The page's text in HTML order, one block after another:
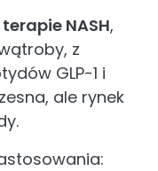
terapie NASH,
z
GLP-1 i
ale rynek